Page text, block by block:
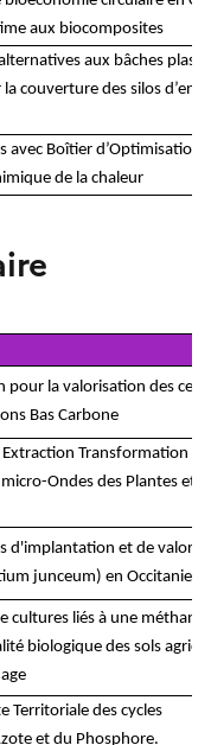
aux biocomposites
aux bâches
couverture des silos
avec Boîtier d’Optimisation
de la chaleur
pour la valorisation des
Bas Carbone
Extraction Transformation
Ondes des Plantes et
d'implantation et de
junceum) en Occitanie
cultures liés à une
biologique des sols
Territoriale des cycles
et du Phosphore.